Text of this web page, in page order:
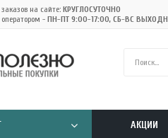
на сайте: КРУГЛОСУТОЧНО
- ПН-ПТ 9:00-17:00, СБ-ВС
АКЦИИ